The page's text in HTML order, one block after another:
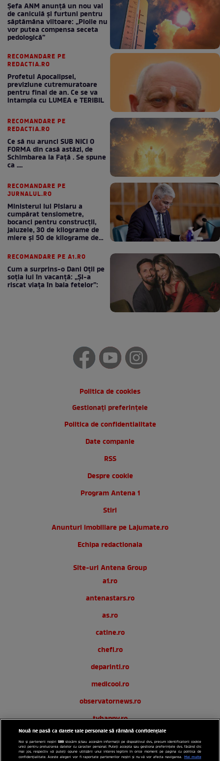
Șefa ANM anunță un nou val
de caniculă și furtuni pentru
săptămâna viitoare: „Ploile nu
vor putea compensa seceta
pedologică”
RECOMANDARE PE
REDACTIA.RO
Profetul Apocalipsei,
previziune cutremuratoare
pentru final de an. Ce se va
intampla cu LUMEA e TERIBIL
RECOMANDARE PE
REDACTIA.RO
Ce să nu arunci SUB NICI O
FORMA din casă astăzi, de
Schimbarea la Față . Se spune
ca ....
RECOMANDARE PE
JURNALUL.RO
Ministerul lui Pîslaru a
cumpărat tensiometre,
bocanci pentru construcții,
jaluzele, 30 de kilograme de
miere și 50 de kilograme de
RECOMANDARE PE A1.RO
Cum a surprins-o Dani Oțil pe
soția lui în vacanță: „Și-a
riscat viața în baia fetelor”:
Politica de cookies
Gestionați preferințele
Politica de confidentialitate
Date companie
RSS
Despre cookie
Program Antena 1
Stiri
Anunturi imobiliare pe Lajumate.ro
Echipa redactionala
Site-uri Antena Group
a1.ro
antenastars.ro
as.ro
catine.ro
chefi.ro
deparinti.ro
medicool.ro
observatornews.ro
tvhappy.ro
useit.ro
zutv.ro
Nouă ne pasă ca datele tale personale să rămână confidențiale
Noi și partenerii noștri589 stocăm și/sau accesăm informații pe dispozitivul dvs., precum identificatorii cookie
unici pentru prelucrarea datelor cu caracter personal. Puteți accepta sau gestiona preferințele dvs. făcând clic
mai jos, respectiv vă puteți opune utilizării unui interes legitim în orice moment pe pagina cu politica de
confidențialitate. Aceste alegeri vor fi raportate partenerilor noștri și nu vă vor afecta navigarea. Mai multe